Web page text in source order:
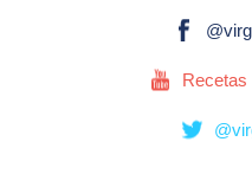
Recetas